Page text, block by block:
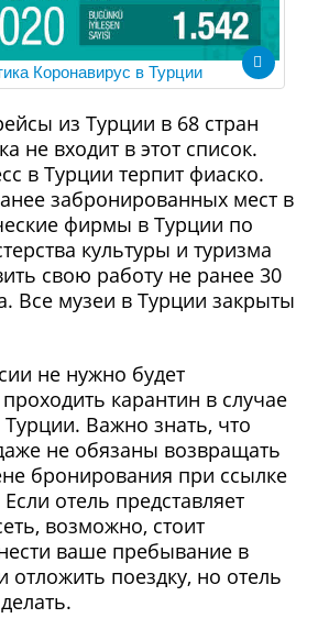
Коронавирус в Турции
из Турции в 68 стран
не входит в этот список.
в Турции терпит фиаско.
забронированных мест в
фирмы в Турции по
культуры и туризма
свою работу не ранее 30
Все музеи в Турции закрыты
не нужно будет
карантин в случае
Важно знать, что
не обязаны возвращать
бронирования при ссылке
отель представляет
возможно, стоит
ваше пребывание в
отложить поездку, но отель